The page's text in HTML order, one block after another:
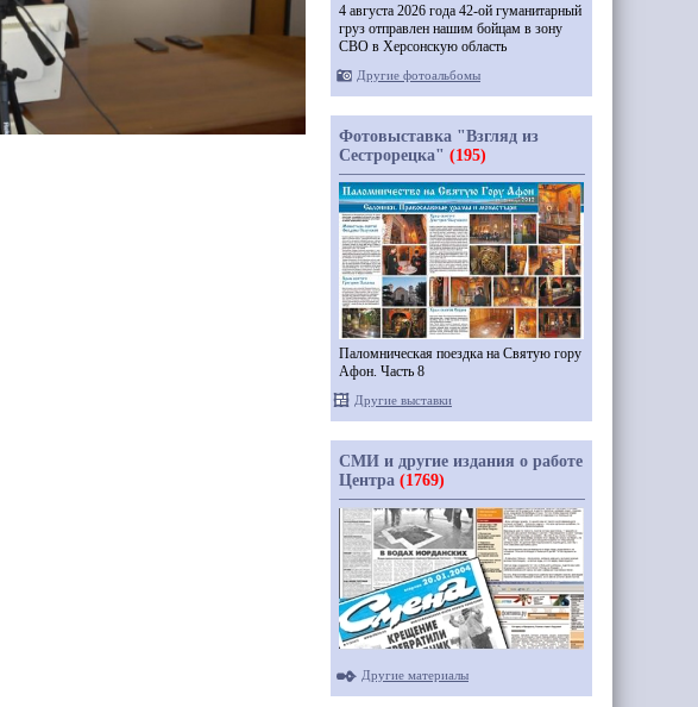
4 августа 2026 года 42-ой гуманитарный
груз отправлен нашим бойцам в зону
СВО в Херсонскую область
Другие фотоальбомы
Фотовыставка "Взгляд из
Сестрорецка" (195)
Паломническая поездка на Святую гору
Афон. Часть 8
Другие выставки
СМИ и другие издания о работе
Центра (1769)
Другие материалы